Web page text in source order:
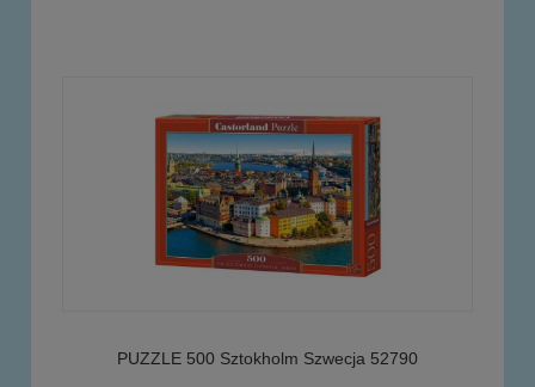
PUZZLE 500 Sztokholm Szwecja 52790